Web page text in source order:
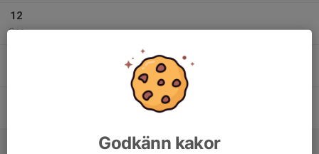
12
Ons
Godkänn kakor